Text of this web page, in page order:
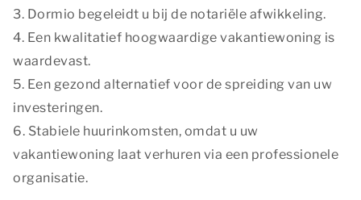
3. Dormio begeleidt u bij de notariële afwikkeling.
4. Een kwalitatief hoogwaardige vakantiewoning is
waardevast.
5. Een gezond alternatief voor de spreiding van uw
investeringen.
6. Stabiele huurinkomsten, omdat u uw
vakantiewoning laat verhuren via een professionele
organisatie.